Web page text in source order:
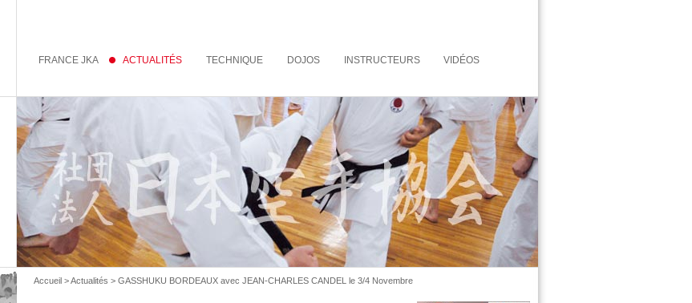
Accueil >Actualités > GASSHUKU BORDEAUX avec JEAN-CHARLES CANDEL le 3/4 Novembre
FRANCE JKA ACTUALITÉS TECHNIQUE DOJOS INSTRUCTEURS VIDÉOS